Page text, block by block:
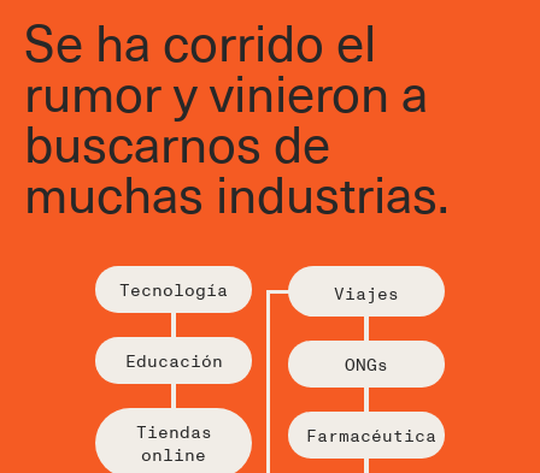
Se ha corrido el
rumor y vinieron a
buscarnos de
muchas industrias.
Tecnología
Educación
Tiendas
online
Viajes
ONGs
Farmacéutica